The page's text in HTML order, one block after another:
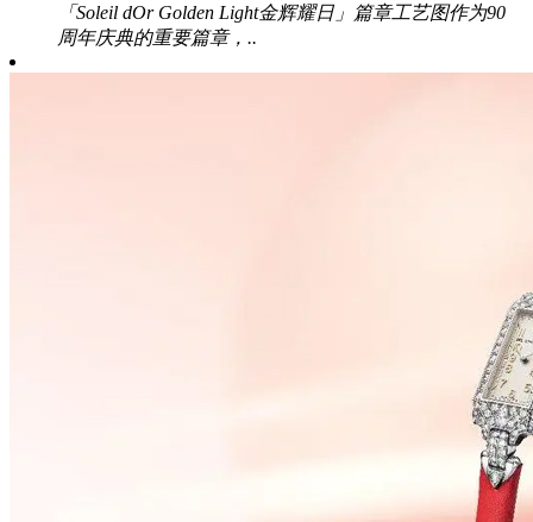
「Soleil dOr Golden Light金辉耀日」篇章工艺图作为90
周年庆典的重要篇章，..